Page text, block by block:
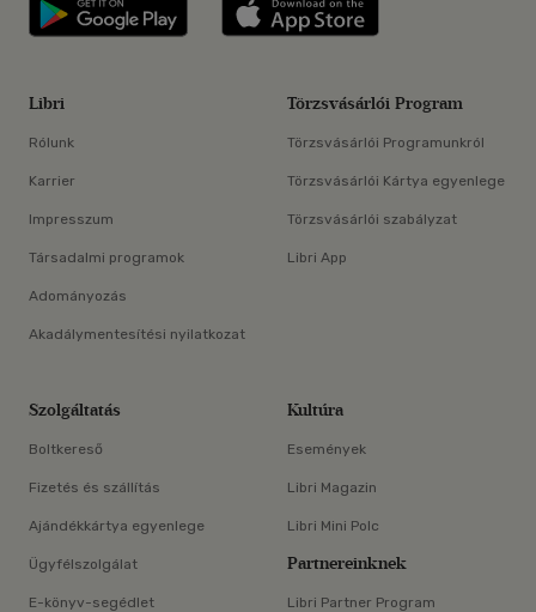
Libri
Rólunk
Karrier
Impresszum
Társadalmi programok
Adományozás
Akadálymentesítési nyilatkozat
Törzsvásárlói Program
Törzsvásárlói Programunkról
Törzsvásárlói Kártya egyenlege
Törzsvásárlói szabályzat
Libri App
Szolgáltatás
Boltkereső
Fizetés és szállítás
Ajándékkártya egyenlege
Ügyfélszolgálat
E-könyv-segédlet
Kultúra
Események
Libri Magazin
Libri Mini Polc
Partnereinknek
Libri Partner Program